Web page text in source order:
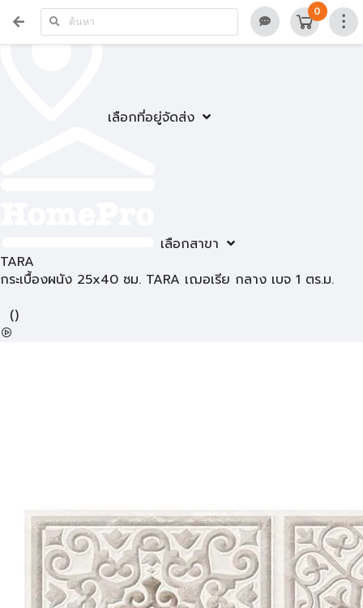
เลือกที่อยู่จัดส่ง
เลือกสาขา
0
TARA
กระเบื้องผนัง 25x40 ซม. TARA เฌอเรีย กลาง เบจ 1 ตร.ม.
()